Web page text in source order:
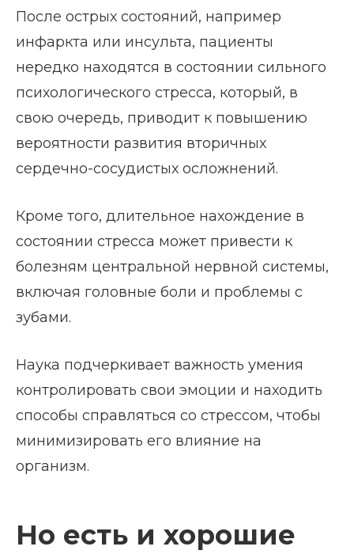
После острых состояний, например
инфаркта или инсульта, пациенты
нередко находятся в состоянии сильного
психологического стресса, который, в
свою очередь, приводит к повышению
вероятности развития вторичных
сердечно-сосудистых осложнений.
Кроме того, длительное нахождение в
состоянии стресса может привести к
болезням центральной нервной системы,
включая головные боли и проблемы с
зубами.
Наука подчеркивает важность умения
контролировать свои эмоции и находить
способы справляться со стрессом, чтобы
минимизировать его влияние на
организм.
Но есть и хорошие